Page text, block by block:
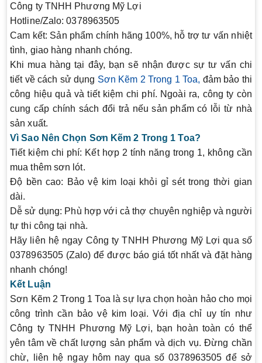
Công ty TNHH Phương Mỹ Lợi
Hotline/Zalo: 0378963505
Cam kết: Sản phẩm chính hãng 100%, hỗ trợ tư vấn nhiệt
tình, giao hàng nhanh chóng.
Khi mua hàng tại đây, bạn sẽ nhận được sự tư vấn chi
tiết về cách sử dụng Sơn Kẽm 2 Trong 1 Toa, đảm bảo thi
công hiệu quả và tiết kiệm chi phí. Ngoài ra, công ty còn
cung cấp chính sách đổi trả nếu sản phẩm có lỗi từ nhà
sản xuất.
Vì Sao Nên Chọn Sơn Kẽm 2 Trong 1 Toa?
Tiết kiệm chi phí: Kết hợp 2 tính năng trong 1, không cần
mua thêm sơn lót.
Độ bền cao: Bảo vệ kim loại khỏi gỉ sét trong thời gian
dài.
Dễ sử dụng: Phù hợp với cả thợ chuyên nghiệp và người
tự thi công tại nhà.
Hãy liên hệ ngay Công ty TNHH Phương Mỹ Lợi qua số
0378963505 (Zalo) để được báo giá tốt nhất và đặt hàng
nhanh chóng!
Kết Luận
Sơn Kẽm 2 Trong 1 Toa là sự lựa chọn hoàn hảo cho mọi
công trình cần bảo vệ kim loại. Với địa chỉ uy tín như
Công ty TNHH Phương Mỹ Lợi, bạn hoàn toàn có thể
yên tâm về chất lượng sản phẩm và dịch vụ. Đừng chần
chừ, liên hệ ngay hôm nay qua số0378963505 để sở